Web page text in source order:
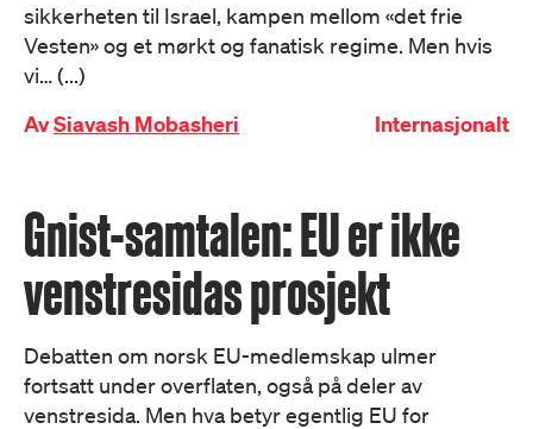
sikkerheten til Israel, kampen mellom «det frie
Vesten» og et mørkt og fanatisk regime. Men hvis
vi… (...)
AvSiavash Mobasheri Internasjonalt
Gnist-samtalen: EU er ikke
venstresidas prosjekt
Debatten om norsk EU-medlemskap ulmer
fortsatt under overflaten, også på deler av
venstresida. Men hva betyr egentlig EU for